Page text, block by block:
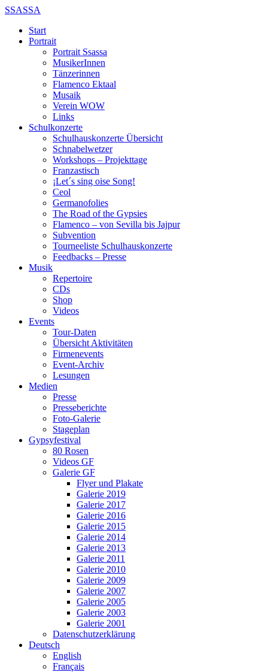
SSASSA
Start
Portrait
Portrait Ssassa
MusikerInnen
Tänzerinnen
Flamenco Ektaal
Musaik
Verein WOW
Links
Schulkonzerte
Schulhauskonzerte Übersicht
Schnabelwetzer
Workshops – Projekttage
Franzastisch
¡Let´s sing oise Song!
Ceol
Germanofolies
The Road of the Gypsies
Flamenco – von Sevilla bis Jajpur
Subvention
Tourneeliste Schulhauskonzerte
Feedbacks – Presse
Musik
Repertoire
CDs
Shop
Videos
Events
Tour-Daten
Übersicht Aktivitäten
Firmenevents
Event-Archiv
Lesungen
Medien
Presse
Presseberichte
Foto-Galerie
Stageplan
Gypsyfestival
80 Rosen
Videos GF
Galerie GF
Flyer und Plakate
Galerie 2019
Galerie 2017
Galerie 2016
Galerie 2015
Galerie 2014
Galerie 2013
Galerie 2011
Galerie 2010
Galerie 2009
Galerie 2007
Galerie 2005
Galerie 2003
Galerie 2001
Datenschutzerklärung
Deutsch
English
Français